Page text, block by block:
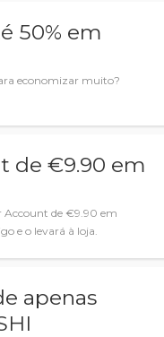
50% em
economizar muito?
de €9.90 em
Account de €9.90 em
e o levará à loja.
apenas